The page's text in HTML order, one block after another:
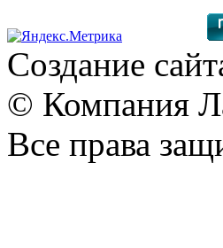
Создание
© Компания
Все права